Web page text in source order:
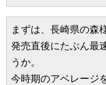
まずは、長崎県の森
発売直後にたぶん最
うか。
今時期のアベレージ